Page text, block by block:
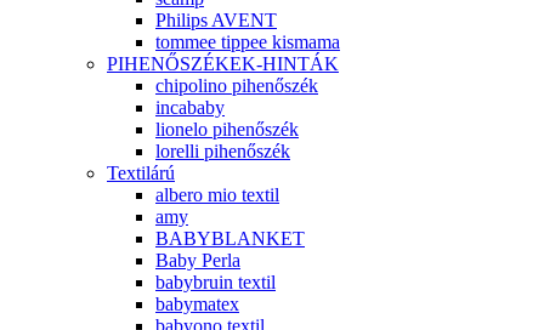
Philips AVENT
tommee tippee kismama
PIHENŐSZÉKEK-HINTÁK
chipolino pihenőszék
incababy
lionelo pihenőszék
lorelli pihenőszék
Textilárú
albero mio textil
amy
BABYBLANKET
Baby Perla
babybruin textil
babymatex
babyono textil